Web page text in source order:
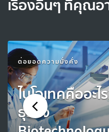
เรื่องอื่นๆ ที่คุณอ
ต่อยอดความมั่งคั่ง
ไบโอเทคคืออะไ
ธุรกิจ